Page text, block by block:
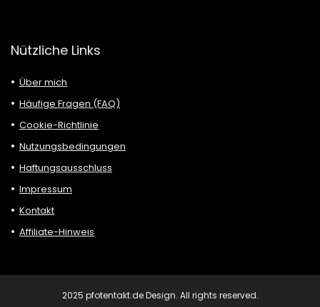
Nützliche Links
Über mich
Häufige Fragen (FAQ)
Cookie-Richtlinie
Nutzungsbedingungen
Haftungsausschluss
Impressum
Kontakt
Affiliate-Hinweis
2025 pfotentakt.de Design. All rights reserved.